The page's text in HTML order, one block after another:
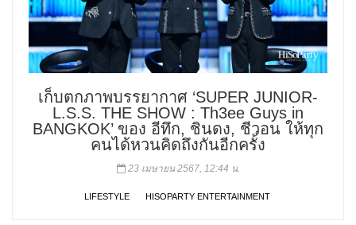
เก็บตกภาพบรรยากาศ ‘SUPER JUNIOR-
L.S.S. THE SHOW : Th3ee Guys in
BANGKOK’ ของ อีทึก, ชินดง, ชีวอน ให้ทุก
คนได้หวนคิดถึงกันอีกครั้ง
23 เมษายน 2567, 12:44 น.
LIFESTYLE HISOPARTY ENTERTAINMENT